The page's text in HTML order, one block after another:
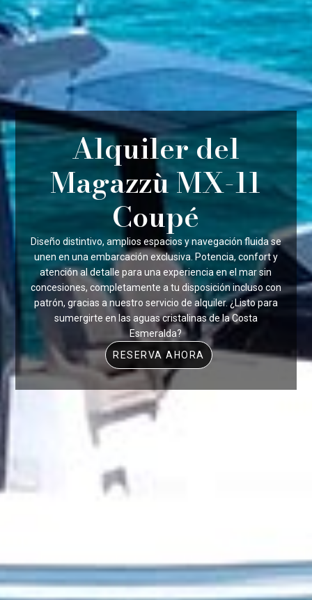
Alquiler del
Magazzù MX-11
Coupé
Diseño distintivo, amplios espacios y navegación fluida se
unen en una embarcación exclusiva. Potencia, confort y
atención al detalle para una experiencia en el mar sin
concesiones, completamente a tu disposición incluso con
patrón, gracias a nuestro servicio de alquiler. ¿Listo para
sumergirte en las aguas cristalinas de la Costa
Esmeralda?
RESERVA AHORA